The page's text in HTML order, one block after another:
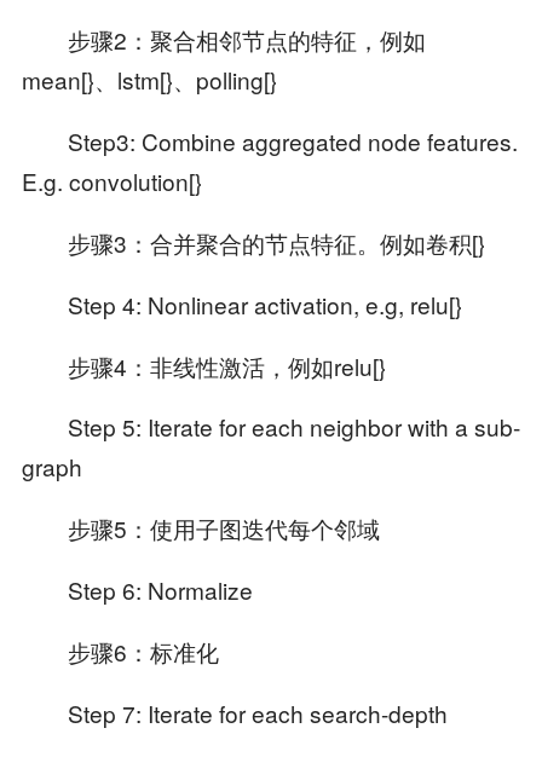
步骤2：聚合相邻节点的特征，例如
mean[}、lstm[}、polling[}
Step3: Combine aggregated node features.
E.g. convolution[}
步骤3：合并聚合的节点特征。例如卷积[}
Step 4: Nonlinear activation, e.g, relu[}
步骤4：非线性激活，例如relu[}
Step 5: Iterate for each neighbor with a sub-
graph
步骤5：使用子图迭代每个邻域
Step 6: Normalize
步骤6：标准化
Step 7: Iterate for each search-depth